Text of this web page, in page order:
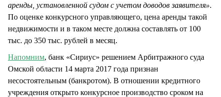
аренды, установленной судом с учетом доводов заявителя».
По оценке конкурсного управляющего, цена аренды такой
недвижимости и в таком месте должна составлять от 100
тыс. до 350 тыс. рублей в месяц.
Напомним, банк «Сириус» решением Арбитражного суда
Омской области 14 марта 2017 года признан
несостоятельным (банкротом). В отношении кредитного
учреждения открыто конкурсное производство сроком на